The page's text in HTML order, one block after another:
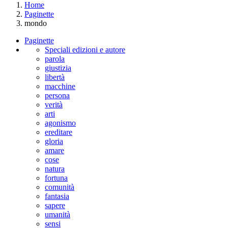
Home
Paginette
mondo
Paginette
Speciali edizioni e autore
parola
giustizia
libertà
macchine
persona
verità
arti
agonismo
ereditare
gloria
amare
cose
natura
fortuna
comunità
fantasia
sapere
umanità
sensi